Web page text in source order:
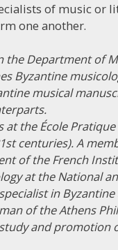
of music or
one another.
the Department of
Byzantine
musical
the École Pratique
centuries). A
of the French
at the National
in
of the Athens
and promotion